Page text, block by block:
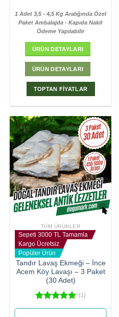
1 Adet 3,5 - 4,5 Kg Aralığında Özel
Paket Ambalajda - Kapıda Nakit
Ödeme Yapılabilir
ÜRÜN DETAYLARI
ÜRÜN DETAYLARI
TOPTAN FİYATLAR
TÜM ÜRÜNLER
Sepeti 3000 TL Tamamla
Kargo Ücretsiz
Popüler Ürün
Tandır Lavaş Ekmeği – İnce
Acem Köy Lavaşı – 3 Paket
(30 Adet)
5 üzerinden
(1)